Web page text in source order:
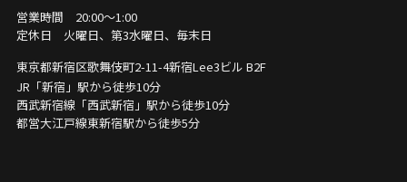
営業時間 20:00〜1:00
定休日 火曜日、第3水曜日、毎末日
東京都新宿区歌舞伎町2-11-4新宿Lee3ビル B2F
JR「新宿」駅から徒歩10分
西武新宿線「西武新宿」駅から徒歩10分
都営大江戸線東新宿駅から徒歩5分